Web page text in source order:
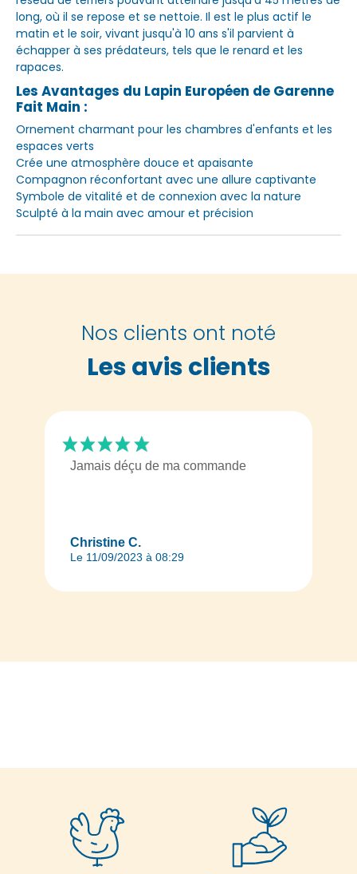
long, où il se repose et se nettoie. Il est le plus actif le
matin et le soir, vivant jusqu'à 10 ans s'il parvient à
échapper à ses prédateurs, tels que le renard et les
rapaces.
Les Avantages du Lapin Européen de Garenne
Fait Main :
Ornement charmant pour les chambres d'enfants et les
espaces verts
Crée une atmosphère douce et apaisante
Compagnon réconfortant avec une allure captivante
Symbole de vitalité et de connexion avec la nature
Sculpté à la main avec amour et précision
Nos clients ont noté
Les avis clients
Christine C.
Le 11/09/2023 à 08:29
Jamais déçu de ma commande